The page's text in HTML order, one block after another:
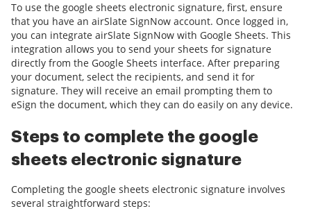
To use the google sheets electronic signature, first, ensure
that you have an airSlate SignNow account. Once logged in,
you can integrate airSlate SignNow with Google Sheets. This
integration allows you to send your sheets for signature
directly from the Google Sheets interface. After preparing
your document, select the recipients, and send it for
signature. They will receive an email prompting them to
eSign the document, which they can do easily on any device.
Steps to complete the google
sheets electronic signature
Completing the google sheets electronic signature involves
several straightforward steps: